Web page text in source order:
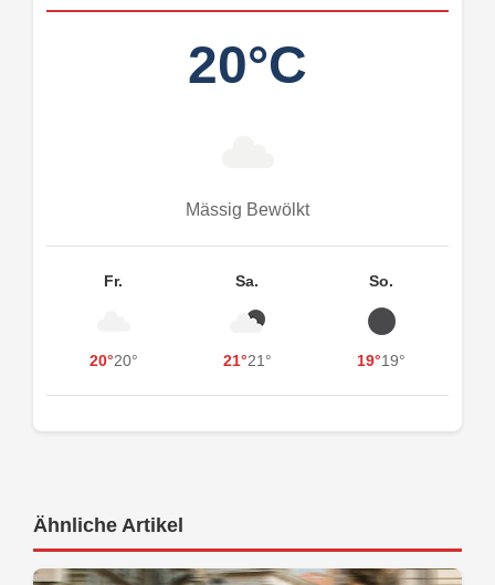
20°C
Mässig Bewölkt
Fr.
20°20°
Sa.
21°21°
So.
19°19°
Ähnliche Artikel